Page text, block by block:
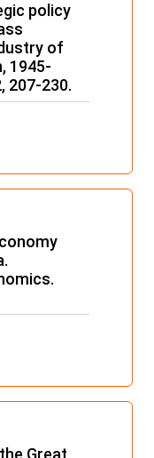
policy
of
1945-
207-230.